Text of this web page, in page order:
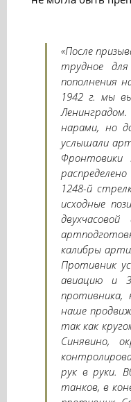
«После
трудное
пополнения
1942 г. мы
нарами, но
услышали
Фронтовики
1248-й
исходные
калибры
Противник
авиацию и
противника,
наше
так как
Синявино,
рук в руки.
танков, в